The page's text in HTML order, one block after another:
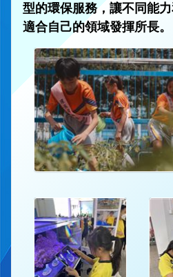
型的環保服務，讓不同能
適合自己的領域發揮所長。